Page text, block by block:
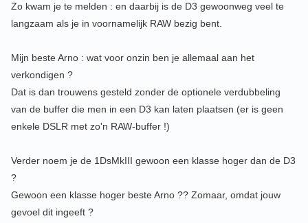
Zo kwam je te melden : en daarbij is de D3 gewoonweg veel te
langzaam als je in voornamelijk RAW bezig bent.
Mijn beste Arno : wat voor onzin ben je allemaal aan het
verkondigen ?
Dat is dan trouwens gesteld zonder de optionele verdubbeling
van de buffer die men in een D3 kan laten plaatsen (er is geen
enkele DSLR met zo'n RAW-buffer !)
Verder noem je de 1DsMkIII gewoon een klasse hoger dan de D3
?
Gewoon een klasse hoger beste Arno ?? Zomaar, omdat jouw
gevoel dit ingeeft ?